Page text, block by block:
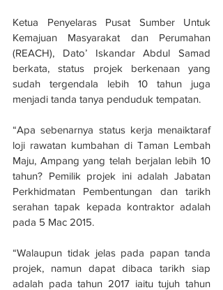
Ketua Penyelaras Pusat Sumber Untuk
Kemajuan Masyarakat dan Perumahan
(REACH), Dato’ Iskandar Abdul Samad
berkata, status projek berkenaan yang
sudah tergendala lebih 10 tahun juga
menjadi tanda tanya penduduk tempatan.
“Apa sebenarnya status kerja menaiktaraf
loji rawatan kumbahan di Taman Lembah
Maju, Ampang yang telah berjalan lebih 10
tahun? Pemilik projek ini adalah Jabatan
Perkhidmatan Pembentungan dan tarikh
serahan tapak kepada kontraktor adalah
pada 5 Mac 2015.
“Walaupun tidak jelas pada papan tanda
projek, namun dapat dibaca tarikh siap
adalah pada tahun 2017 iaitu tujuh tahun